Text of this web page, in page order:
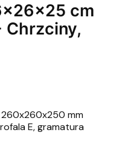
cm
Chrzciny,
260x260x250 mm
E, gramatura